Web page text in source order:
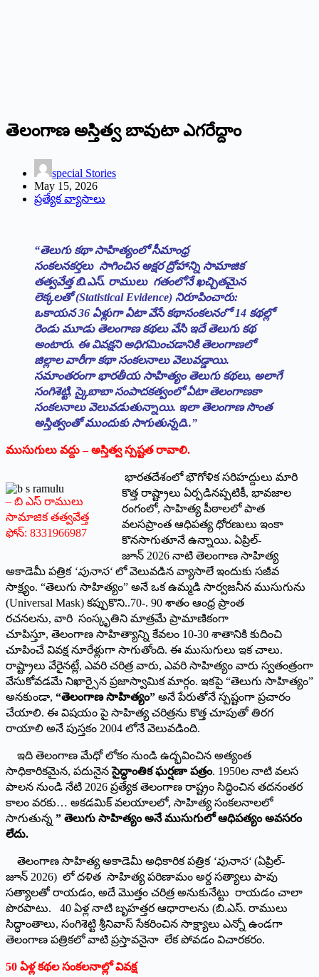
తెలంగాణ అస్తిత్వ బావుటా ఎగరేద్దాం
special Stories
May 15, 2026
ప్రత్యేక వ్యాసాలు
“తెలుగు కథా సాహిత్యంలో సీమాంధ్ర
సంకలనకర్తలు సాగించిన అక్షర ద్రోహాన్ని సామాజిక
తత్వవేత్త బి.ఎస్. రాములు గతంలోనే ఖచ్చితమైన
లెక్కలతో (Statistical Evidence) నిరూపించారు:
ఒకాయన 36 ఏళ్లుగా ఏటా వేసే కథాసంకలనం ో 14 కథల్లో
రెండు మూడు తెలంగాణ కథలు వేసి ఇదే తెలుగు కథ
అంటారు. ఈ వివక్షని అధిగమించడానికి తెలంగాణలో
జిల్లాల వారీగా కథా సంకలనాలు వెలువడ్డాయి.
సమాంతరంగా భారతీయ సాహిత్యం తెలుగు కథలు, అలాగే
సంగిశెట్టి, స్కైబాబా సంపాదకత్వంలో ఏటా తెలంగాణకా
సంకలనాలు వెలువడుతున్నాయి. ఇలా తెలంగాణ సొంత
అస్తిత్వంతో ముందుకు సాగుతున్నది..”
ముసుగులు వద్దు–అస్తిత్వ స్పష్టత రావాలి.
– బి ఎస్ రాములు
సామాజిక తత్వవేత్త
ఫోన్: 8331966987
భారతదేశంలో భౌగోళిక సరిహద్దులు మారి
కొత్త రాష్ట్రాలు ఏర్పడినప్పటికీ, భావజాల
రంగంలో, సాహిత్య పీఠాలలో పాత
వలసప్రాంత ఆధిపత్య ధోరణులు ఇంకా
కొనసాగుతూనే ఉన్నాయి. ఏప్రిల్-
జూన్ 2026 నాటి తెలంగాణ సాహిత్య
అకాడెమీ పత్రిక ‘పునాస‘ లో వెలువడిన వ్యాసాలే ఇందుకు సజీవ
సాక్ష్యం. “తెలుగు సాహిత్యం” అనే ఒక ఉమ్మడి సార్వజనీన ముసుగును
(Universal Mask) కప్పుకొని..70-. 90 శాతం ఆంధ్ర ప్రాంత
రచనలను, వారి సంస్కృతిని మాత్రమే ప్రామాణికంగా
చూపిస్తూ, తెలంగాణ సాహిత్యాన్ని కేవలం 10-30 శాతానికి కుదించి
చూపించే వివక్ష నూరేళ్లుగా సాగుతోంది. ఈ ముసుగులు ఇక చాలు.
రాష్ట్రాలు వేరైనట్లే, ఎవరి చరిత్ర వారు, ఎవరి సాహిత్యం వారు స్వతంత్రంగా
వేసుకోవడమే నిఖార్సైన ప్రజాస్వామిక మార్గం. ఇకపై “తెలుగు సాహిత్యం”
అనకుండా, “తెలంగాణ సాహిత్యం” అనే పేరుతోనే స్పష్టంగా ప్రచారం
చేయాలి. ఈ విషయం పై సాహిత్య చరిత్రను కొత్త చూపుతో తిరగ
రాయాలి అనే పుస్తకం 2004 లోనే వెలువడింది.
ఇది తెలంగాణ మేధో లోకం నుండి ఉద్భవించిన అత్యంత
సాధికారికమైన, పదునైనసైద్ధాంతిక ఘర్షణా పత్రం. 1950ల నాటి వలస
పాలన నుండి నేటి 2026 ప్రత్యేక తెలంగాణ రాష్ట్రం సిద్ధించిన తదనంతర
కాలం వరకు… అకడమిక్ వలయాలలో, సాహిత్య సంకలనాలలో
సాగుతున్న ” తెలుగు సాహిత్యం అనే ముసుగులో ఆధిపత్యం అవసరం
లేదు.
తెలంగాణ సాహిత్య అకాడెమీ అధికారిక పత్రిక ‘పునాస‘ (ఏప్రిల్-
జూన్ 2026) లో దళిత సాహిత్య పరిణామం అర్ద సత్యాలు పావు
సత్యాలతో రాయడం, అదే మొత్తం చరిత్ర అనుకునేట్టు రాయడం చాలా
పొరపాటు. 40 ఏళ్ల నాటి బృహత్తర ఆధారాలను (బి.ఎస్. రాములు
సిద్ధాంతాలు, సంగిశెట్టి శ్రీనివాస్ సేకరించిన సాక్ష్యాలు ఎన్నో ఉండగా
తెలంగాణ పత్రికలో వాటి ప్రస్తావనైనా లేక పోవడం విచారకరం.
50 ఏళ్ల కథల సంకలనాల్లో వివక్ష